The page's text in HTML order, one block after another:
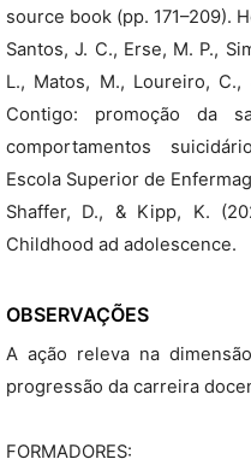
source book (pp. 171–209).
Santos, J. C., Erse, M. P.,
L., Matos, M., Loureiro, C.,
Contigo: promoção da
comportamentos
Escola Superior de
Shaffer, D., & Kipp, K.
Childhood ad adolescence.
OBSERVAÇÕES
A ação releva na
progressão da carreira
FORMADORES: